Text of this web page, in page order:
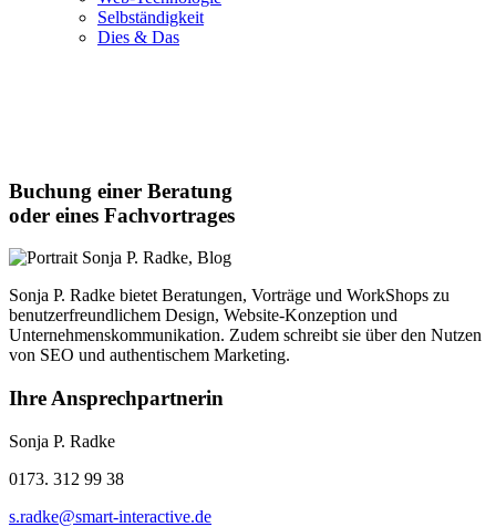
Selbständigkeit
Dies & Das
Buchung einer Beratung
oder eines Fachvortrages
Sonja P. Radke bietet Beratungen, Vorträge und WorkShops zu
benutzerfreundlichem Design, Website-Konzeption und
Unternehmenskommunikation. Zudem schreibt sie über den Nutzen
von SEO und authentischem Marketing.
Ihre Ansprechpartnerin
Sonja P. Radke
0173. 312 99 38
s.radke@smart-interactive.de